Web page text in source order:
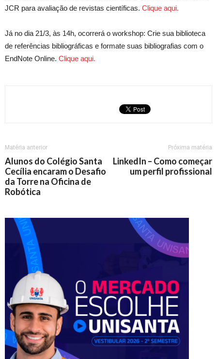
JCR para avaliação de revistas científicas. Clique aqui.
Já no dia 21/3, às 14h, ocorrerá o workshop: Crie sua biblioteca
de referências bibliográficas e formate suas bibliografias com o
EndNote Online. Clique aqui.
Matéria anterior
Alunos do Colégio Santa
Cecília encaram o Desafio
da Torre na Oficina de
Robótica
Próxima matéria
LinkedIn – Como começar
um perfil profissional